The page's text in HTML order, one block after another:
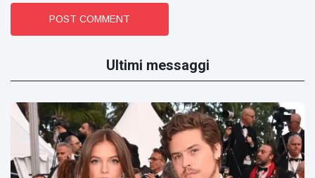
POST COMMENT
Ultimi messaggi